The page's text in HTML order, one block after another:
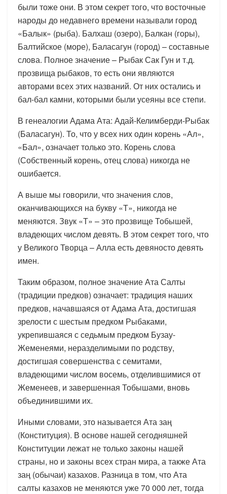
были тоже они. В этом секрет того, что восточные
народы до недавнего времени называли город
«Балык» (рыба). Балхаш (озеро), Балкан (горы),
Балтийское (море), Баласагун (город) – составные
слова. Полное значение – Рыбак Сак Гун и т.д.
прозвища рыбаков, то есть они являются
авторами всех этих названий. От них остались и
бал-бал камни, которыми были усеяны все степи.
В генеалогии Адама Ата: Адай-Келимберди-Рыбак
(Баласагун). То, что у всех них один корень «Ал»,
«Бал», означает только это. Корень слова
(Собственный корень, отец слова) никогда не
ошибается.
А выше мы говорили, что значения слов,
оканчивающихся на букву «Т», никогда не
меняются. Звук «Т» – это прозвище Тобышей,
владеющих числом девять. В этом секрет того, что
у Великого Творца – Алла есть девяносто девять
имен.
Таким образом, полное значение Ата Салты
(традиции предков) означает: традиция наших
предков, начавшаяся от Адама Ата, достигшая
зрелости с шестым предком Рыбаками,
укрепившаяся с седьмым предком Бузау-
Жеменеями, неразделимыми по родству,
достигшая совершенства с семитами,
владеющими числом восемь, отделившимися от
Жеменеев, и завершенная Тобышами, вновь
объединившими их.
Иными словами, это называется Ата заң
(Конституция). В основе нашей сегодняшней
Конституции лежат не только законы нашей
страны, но и законы всех стран мира, а также Ата
заң (обычаи) казахов. Разница в том, что Ата
салты казахов не меняются уже 70 000 лет, тогда